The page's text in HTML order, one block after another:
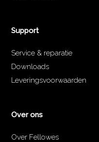
Support
Service & reparatie
Downloads
Leveringsvoorwaarden
Over ons
Over Fellowes